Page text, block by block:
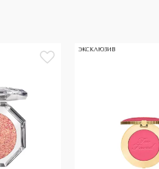
ЭКСКЛЮЗИВ